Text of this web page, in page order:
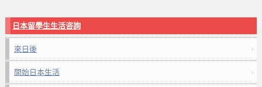
日本留學生生活咨詢
來日後
開始日本生活